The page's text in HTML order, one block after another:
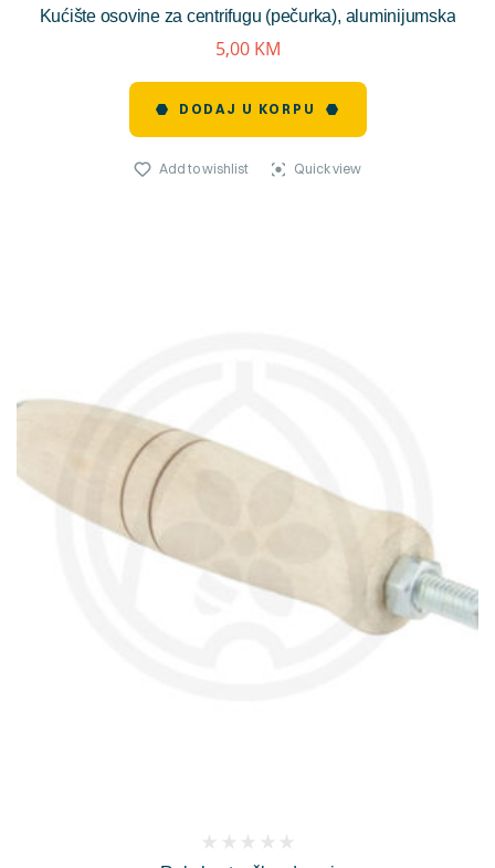
Kućište osovine za centrifugu (pečurka), aluminijumska
reviews)
5,00 KM
DODAJ U KORPU
Add to wishlist Quick view